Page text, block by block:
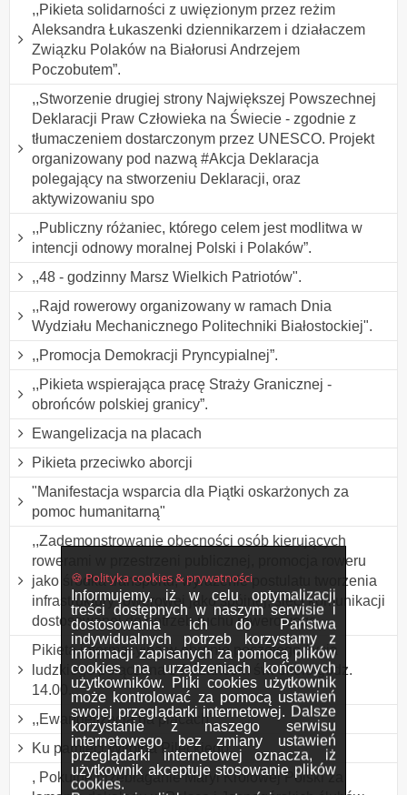
🍪 Polityka cookies & prywatności
Informujemy, iż w celu optymalizacji
treści dostępnych w naszym serwisie i
dostosowania ich do Państwa
indywidualnych potrzeb korzystamy z
informacji zapisanych za pomocą plików
cookies na urządzeniach końcowych
użytkowników. Pliki cookies użytkownik
może kontrolować za pomocą ustawień
swojej przeglądarki internetowej. Dalsze
korzystanie z naszego serwisu
internetowego bez zmiany ustawień
przeglądarki internetowej oznacza, iż
użytkownik akceptuje stosowanie plików
cookies.
,,Pikieta solidarności z uwięzionym przez reżim
Aleksandra Łukaszenki dziennikarzem i działaczem
Związku Polaków na Białorusi Andrzejem
Poczobutem”.
,,Stworzenie drugiej strony Największej Powszechnej
Deklaracji Praw Człowieka na Świecie - zgodnie z
tłumaczeniem dostarczonym przez UNESCO. Projekt
organizowany pod nazwą #Akcja Deklaracja
polegający na stworzeniu Deklaracji, oraz
aktywizowaniu spo
,,Publiczny różaniec, którego celem jest modlitwa w
intencji odnowy moralnej Polski i Polaków”.
,,48 - godzinny Marsz Wielkich Patriotów".
,,Rajd rowerowy organizowany w ramach Dnia
Wydziału Mechanicznego Politechniki Białostockiej".
,,Promocja Demokracji Pryncypialnej”.
,,Pikieta wspierająca pracę Straży Granicznej -
obrońców polskiej granicy”.
Ewangelizacja na placach
Pikieta przeciwko aborcji
"Manifestacja wsparcia dla Piątki oskarżonych za
pomoc humanitarną"
,,Zademonstrowanie obecności osób kierujących
rowerami w przestrzeni publicznej, promocja roweru
jako środka transportu, wyrażenie postulatu tworzenia
infrastruktury rowerowej jako spójnej, sieci komunikacji
dostosowanej do potrzeb ruchu rowerowego
Pikieta informacyjna w obronie poczętego życia
ludzkiego połączona z Różańcem św. około godz.
14.00.
,,Ewangelizacja na placach”.
Ku pamięci Witolda Pileckiego.
, Pokutne przebłaganie Maryi Królowej Polski za